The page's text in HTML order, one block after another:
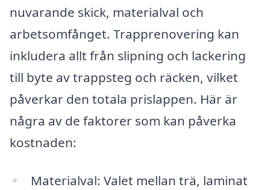
nuvarande skick, materialval och
arbetsomfånget. Trapprenovering kan
inkludera allt från slipning och lackering
till byte av trappsteg och räcken, vilket
påverkar den totala prislappen. Här är
några av de faktorer som kan påverka
kostnaden:
Materialval: Valet mellan trä, laminat